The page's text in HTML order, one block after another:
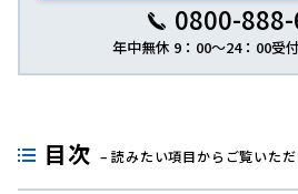
0800-
年中無休 9：00～24：00受
目次 – 読みたい項目からご覧いただ